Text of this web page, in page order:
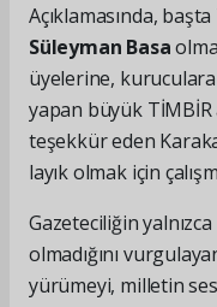
Açıklamasında,
Süleyman Basa
üyelerine,
yapan büyük
teşekkür eden
layık olmak için
Gazeteciliğin
olmadığını
yürümeyi, milletin